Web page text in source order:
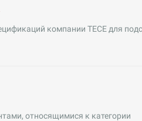
компании TECE для
относящимися к категории